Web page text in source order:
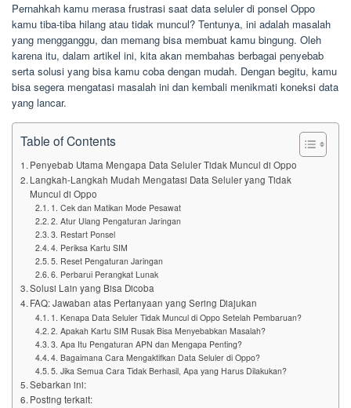
Pernahkah kamu merasa frustrasi saat data seluler di ponsel Oppo
kamu tiba-tiba hilang atau tidak muncul? Tentunya, ini adalah masalah
yang mengganggu, dan memang bisa membuat kamu bingung. Oleh
karena itu, dalam artikel ini, kita akan membahas berbagai penyebab
serta solusi yang bisa kamu coba dengan mudah. Dengan begitu, kamu
bisa segera mengatasi masalah ini dan kembali menikmati koneksi data
yang lancar.
Table of Contents
Penyebab Utama Mengapa Data Seluler Tidak Muncul di Oppo
Langkah-Langkah Mudah Mengatasi Data Seluler yang Tidak
Muncul di Oppo
1. Cek dan Matikan Mode Pesawat
2. Atur Ulang Pengaturan Jaringan
3. Restart Ponsel
4. Periksa Kartu SIM
5. Reset Pengaturan Jaringan
6. Perbarui Perangkat Lunak
Solusi Lain yang Bisa Dicoba
FAQ: Jawaban atas Pertanyaan yang Sering Diajukan
1. Kenapa Data Seluler Tidak Muncul di Oppo Setelah Pembaruan?
2. Apakah Kartu SIM Rusak Bisa Menyebabkan Masalah?
3. Apa Itu Pengaturan APN dan Mengapa Penting?
4. Bagaimana Cara Mengaktifkan Data Seluler di Oppo?
5. Jika Semua Cara Tidak Berhasil, Apa yang Harus Dilakukan?
Sebarkan ini:
Posting terkait: